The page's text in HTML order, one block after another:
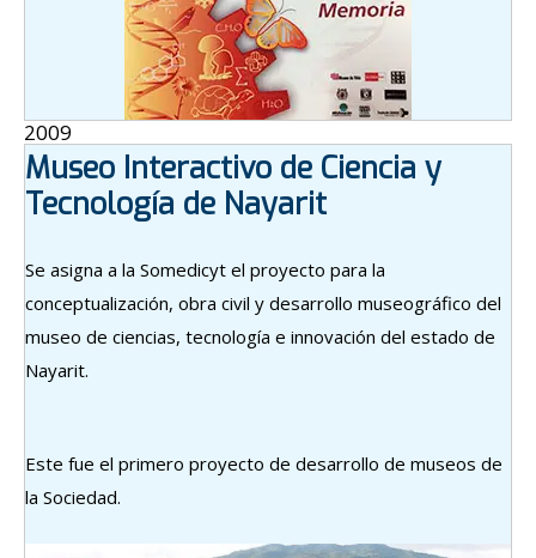
2009
Museo Interactivo de Ciencia y
Tecnología de Nayarit
Se asigna a la Somedicyt el proyecto para la
conceptualización, obra civil y desarrollo museográfico del
museo de ciencias, tecnología e innovación del estado de
Nayarit.
Este fue el primero proyecto de desarrollo de museos de
la Sociedad.